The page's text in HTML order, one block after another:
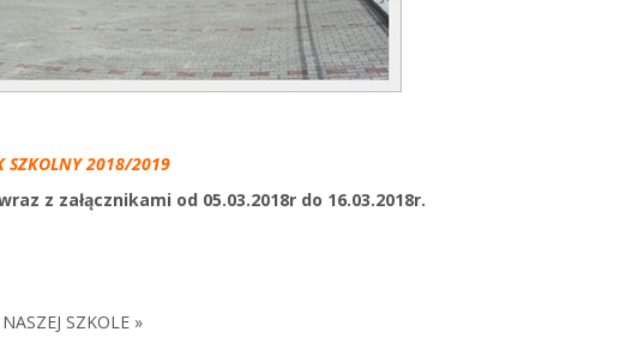
SZKOLNY 2018/2019
z załącznikami od 05.03.2018r do 16.03.2018r.
SZKOLE »